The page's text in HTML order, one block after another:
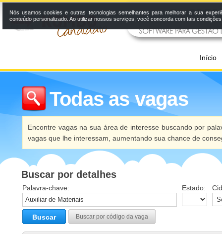
Início
Todas as vagas
Encontre vagas na sua área de interesse buscando por
vagas que lhe interessam, aumentando sua chance de
Buscar por detalhes
Palavra-chave: Estado:
Buscar Buscar por código da vaga
Nós usamos cookies e outras tecnologias semelhantes para melhorar a sua
conteúdo personalizado. Ao utilizar nossos serviços, você concorda com tais